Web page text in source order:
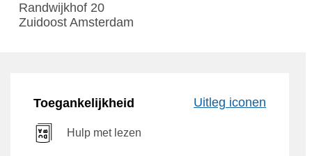
Randwijkhof 20
Zuidoost Amsterdam
Toegankelijkheid Uitleg iconen
Hulp met lezen